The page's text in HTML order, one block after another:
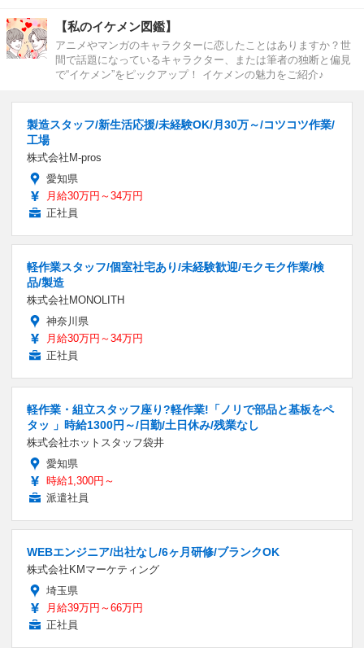
【私のイケメン図鑑】
アニメやマンガのキャラクターに恋したことはありますか？世
間で話題になっているキャラクター、または筆者の独断と偏見
で“イケメン”をピックアップ！ イケメンの魅力をご紹介♪
製造スタッフ/新生活応援/未経験OK/月30万～/コツコツ作業/
工場
株式会社M-pros
愛知県
月給30万円～34万円
正社員
軽作業スタッフ/個室社宅あり/未経験歓迎/モクモク作業/検
品/製造
株式会社MONOLITH
神奈川県
月給30万円～34万円
正社員
軽作業・組立スタッフ座り?軽作業!「ノリで部品と基板をペ
タッ 」時給1300円～/日勤/土日休み/残業なし
株式会社ホットスタッフ袋井
愛知県
時給1,300円～
派遣社員
WEBエンジニア/出社なし/6ヶ月研修/ブランクOK
株式会社KMマーケティング
埼玉県
月給39万円～66万円
正社員